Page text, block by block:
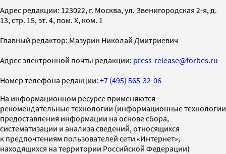
Адрес редакции: 123022, г. Москва, ул. Звенигородская 2-я, д.
13, стр. 15, эт. 4, пом. X, ком. 1
Главный редактор: Мазурин Николай Дмитриевич
Адрес электронной почты редакции: press-release@forbes.ru
Номер телефона редакции: +7 (495) 565-32-06
На информационном ресурсе применяются
рекомендательные технологии (информационные технологии
предоставления информации на основе сбора,
систематизации и анализа сведений, относящихся
к предпочтениям пользователей сети «Интернет»,
находящихся на территории Российской Федерации)